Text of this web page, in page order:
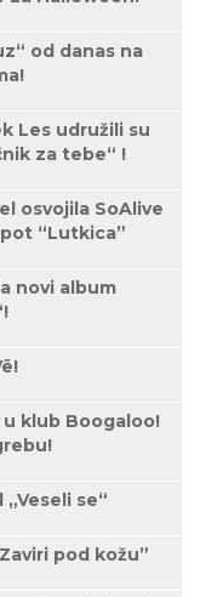
od danas na
Les udružili su
za tebe“ !
osvojila SoAlive
“Lutkica”
novi album
klub Boogaloo!
se“
pod kožu”